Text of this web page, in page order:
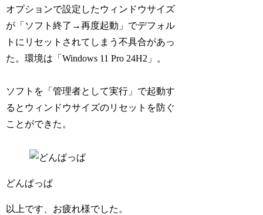
オプションで設定したウィンドウサイズ
が「ソフト終了→再度起動」でデフォル
トにリセットされてしまう不具合があっ
た。環境は「Windows 11 Pro 24H2」。
ソフトを「管理者として実行」で起動す
るとウィンドウサイズのリセットを防ぐ
ことができた。
どんぱっぱ
以上です、お疲れ様でした。